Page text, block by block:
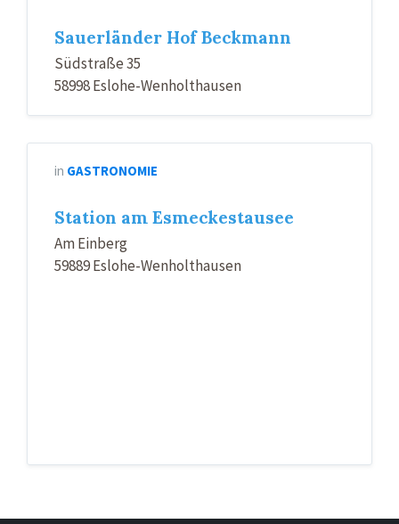
Sauerländer Hof Beckmann
Südstraße 35
58998 Eslohe-Wenholthausen
in GASTRONOMIE
Station am Esmeckestausee
Am Einberg
59889 Eslohe-Wenholthausen